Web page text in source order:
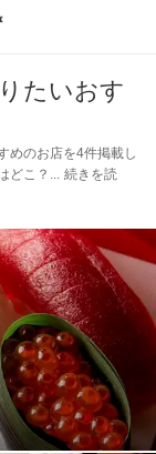
たいおす
めのお店を4件掲載し
どこ？
続きを読